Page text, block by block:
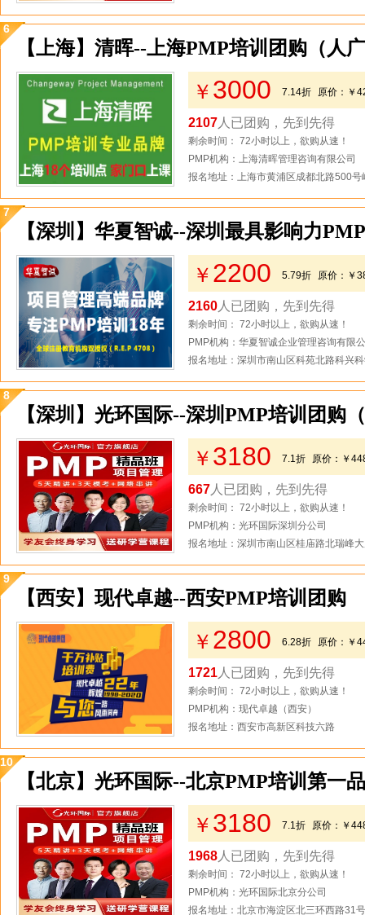
6
【上海】清晖--上海PMP培训团购（人
￥ 3000 7.14折 原价： ￥
2107 人已团购，先到先得
剩余时间： 72小时以上，欲购从速！
PMP机构：上海清晖管理咨询有限公司
报名地址：上海市黄浦区成都北路500
7
【深圳】华夏智诚--深圳最具影响力
￥ 2200 5.79折 原价： ￥
2160 人已团购，先到先得
剩余时间： 72小时以上，欲购从速！
PMP机构：华夏智诚企业管理咨询有限
报名地址：深圳市南山区科苑北路科兴
8
【深圳】光环国际--深圳PMP培训团购
￥ 3180 7.1折 原价： ￥
667 人已团购，先到先得
剩余时间： 72小时以上，欲购从速！
PMP机构：光环国际深圳分公司
报名地址：深圳市南山区桂庙路北瑞峰
9
【西安】现代卓越--西安PMP培训团购
￥ 2800 6.28折 原价： ￥
1721 人已团购，先到先得
剩余时间： 72小时以上，欲购从速！
PMP机构：现代卓越（西安）
报名地址：西安市高新区科技六路
10
【北京】光环国际--北京PMP培训第一
￥ 3180 7.1折 原价： ￥
1968 人已团购，先到先得
剩余时间： 72小时以上，欲购从速！
PMP机构：光环国际北京分公司
报名地址：北京市海淀区北三环西路31